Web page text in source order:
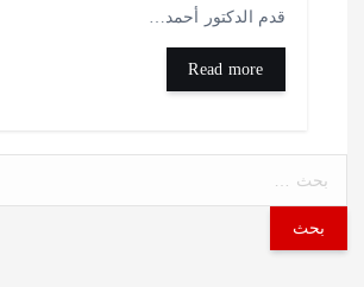
الدكتور أحمد…